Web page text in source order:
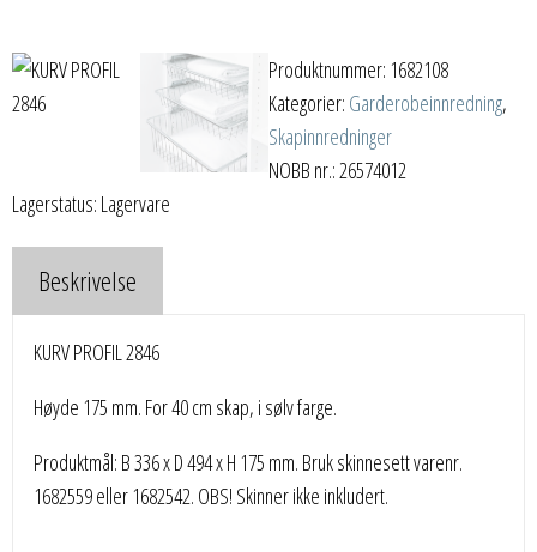
Produktnummer: 1682108
Kategorier: Garderobeinnredning,
Skapinnredninger
NOBB nr.: 26574012
Lagerstatus: Lagervare
Beskrivelse
KURV PROFIL 2846
Høyde 175 mm. For 40 cm skap, i sølv farge.
Produktmål: B 336 x D 494 x H 175 mm. Bruk skinnesett varenr.
1682559 eller 1682542. OBS! Skinner ikke inkludert.